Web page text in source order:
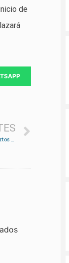
de
Incerteza na confraría ante a visita do presidente de Portos a Cesantes